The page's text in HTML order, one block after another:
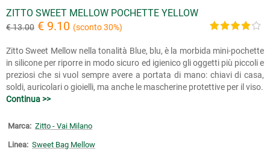
ZITTO SWEET MELLOW POCHETTE YELLOW
€ 13.00 € 9.10 (sconto 30%)
Zitto Sweet Mellow nella tonalità Blue, blu, è la morbida mini-pochette
in silicone per riporre in modo sicuro ed igienico gli oggetti più piccoli e
preziosi che si vuol sempre avere a portata di mano: chiavi di casa,
soldi, auricolari o gioielli, ma anche le mascherine protettive per il viso.
Continua >>
Marca: Zitto - Vai Milano
Linea: Sweet Bag Mellow